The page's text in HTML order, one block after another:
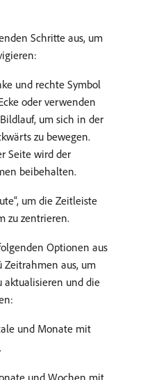
Schritte aus, um
und rechte Symbol
oder verwenden
um sich in der
zu bewegen.
Seite wird der
beibehalten.
um die Zeitleiste
zu zentrieren.
Optionen aus
Zeitrahmen aus, um
aktualisieren und die
und Monate mit
und Wochen mit